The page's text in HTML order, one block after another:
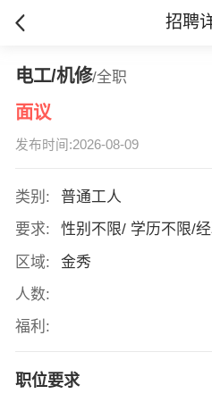
招聘
电工/机修/全职
面议
发布时间:2026-08-09
类别:
普通工人
要求:
性别不限/ 学历不限/
区域:
金秀
人数:
福利:
职位要求